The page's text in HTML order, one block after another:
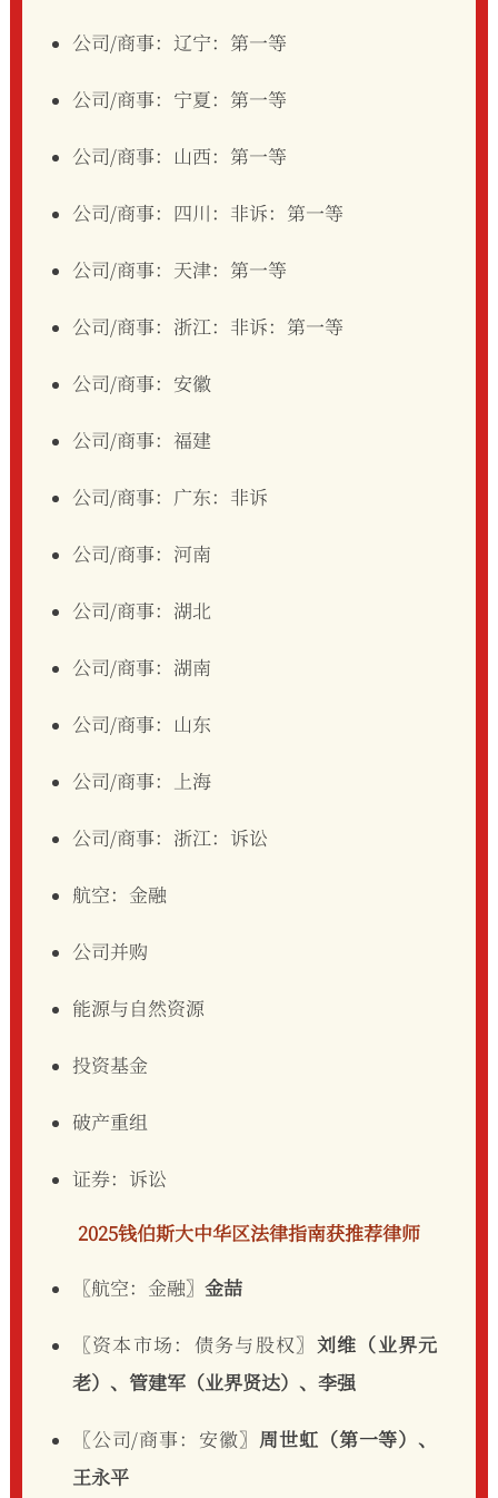
公司/商事：辽宁：第一等
公司/商事：宁夏：第一等
公司/商事：山西：第一等
公司/商事：四川：非诉：第一等
公司/商事：天津：第一等
公司/商事：浙江：非诉：第一等
公司/商事：安徽
公司/商事：福建
公司/商事：广东：非诉
公司/商事：河南
公司/商事：湖北
公司/商事：湖南
公司/商事：山东
公司/商事：上海
公司/商事：浙江：诉讼
航空：金融
公司并购
能源与自然资源
投资基金
破产重组
证券：诉讼
2025钱伯斯大中华区法律指南获推荐律师
〖航空：金融〗 金喆
〖资本市场：债务与股权〗 刘维（业界元
老）、管建军（业界贤达）、李强
〖公司/商事：安徽〗 周世虹（第一等）、
王永平